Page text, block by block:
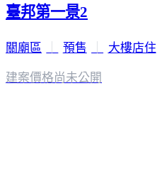
臺邦第一景2
關廟區 預售 大樓店住
建案價格尚未公開